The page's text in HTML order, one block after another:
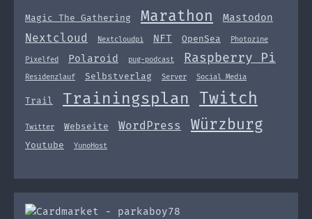
Magic The Gathering Marathon Mastodon
Nextcloud Nextcloudpi NFT OpenSea Photozine
Pixelfed Polaroid pug-podcast Raspberry Pi
Residenzlauf Selbstverlag Server Social Media
Trail Trainingsplan Twitch
Twitter Webseite WordPress Würzburg
Youtube YunoHost